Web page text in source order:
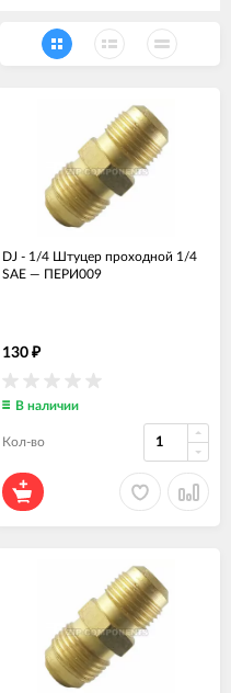
DJ - 1/4 Штуцер проходной 1/4
SAE — ПЕРИ009
130 ₽
В наличии
Кол-во